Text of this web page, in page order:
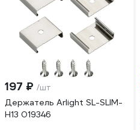
197 ₽ /шт
Держатель Arlight SL-SLIM-
H13 019346